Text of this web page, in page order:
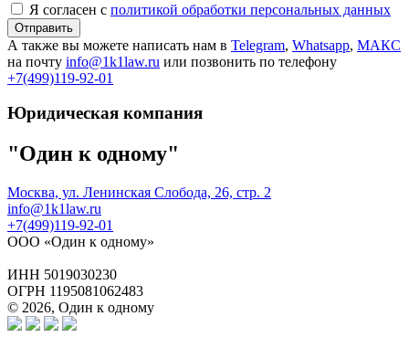
Я согласен с политикой обработки персональных данных
Отправить
А также вы можете написать нам в Telegram, Whatsapp, МАКС
на почту info@1k1law.ru или позвонить по телефону
+7(499)119-92-01
Юридическая компания
"Один к одному"
Москва, ул. Ленинская Слобода, 26, стр. 2
info@1k1law.ru
+7(499)119-92-01
ООО «Один к одному»
ИНН 5019030230
ОГРН 1195081062483
© 2026, Один к одному